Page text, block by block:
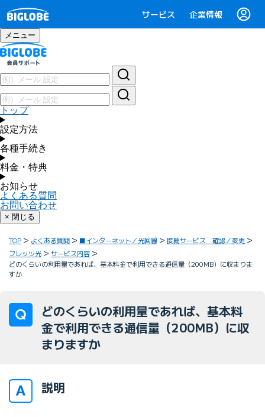
サービス 企業情報
メニュー
トップ
設定方法
各種手続き
料金・特典
お知らせ
よくある質問
お問い合わせ
× 閉じる
TOP よくある質問 ■インターネット／光回線
接続サービス 確認／変更
フレッツ光
サービス内容
どのくらいの利用量であれば、基本料金で利用できる通信量（200MB）に収まりま
すか
どのくらいの利用量であれば、基本料
金で利用できる通信量（200MB）に収
まりますか
説明